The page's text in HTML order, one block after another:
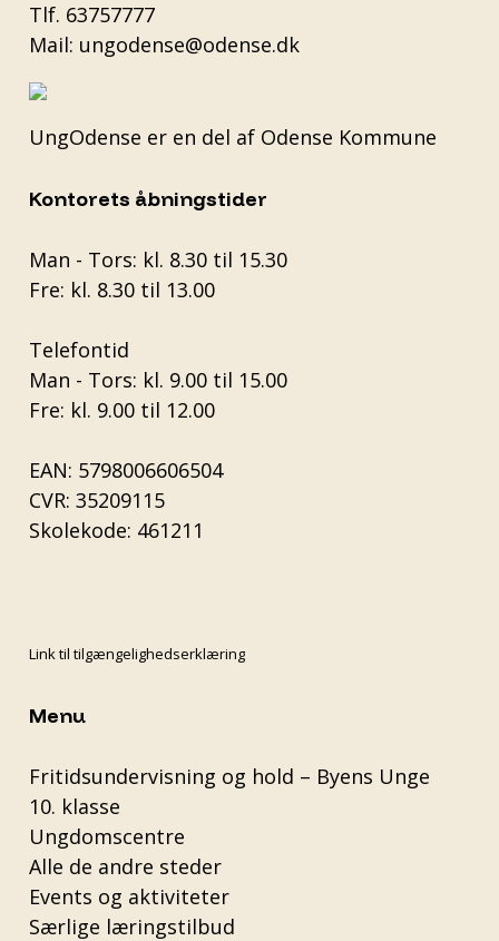
Tlf. 63757777
Mail: ungodense@odense.dk
UngOdense er en del af Odense Kommune
Kontorets åbningstider
Man - Tors: kl. 8.30 til 15.30
Fre: kl. 8.30 til 13.00
Telefontid
Man - Tors: kl. 9.00 til 15.00
Fre: kl. 9.00 til 12.00
EAN: 5798006606504
CVR: 35209115
Skolekode: 461211
Link til tilgængelighedserklæring
Menu
Fritidsundervisning og hold – Byens Unge
10. klasse
Ungdomscentre
Alle de andre steder
Events og aktiviteter
Særlige læringstilbud